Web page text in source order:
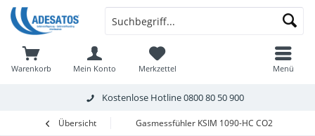
Kostenlose Hotline0800 80 50 900
Warenkorb Merkzettel
Mein Konto Menü
Übersicht Gasmessfühler KSIM 1090-HC CO2